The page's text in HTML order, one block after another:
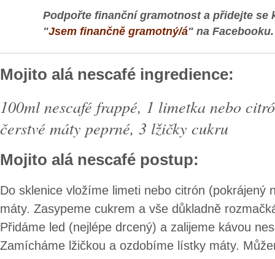
Podpořte finanční gramotnost a přidejte se
"Jsem finančně gramotný/á" na Facebooku.
Mojito alá nescafé ingredience:
100ml nescafé frappé, 1 limetka nebo
čerstvé máty peprné, 3 lžičky cukru
Mojito alá nescafé postup:
Do sklenice vložíme limeti nebo citrón (pokrájený
máty. Zasypeme cukrem a vše důkladně
Přidáme led (nejlépe drcený) a zalijeme kávou
Zamícháme lžičkou a ozdobíme lístky máty.